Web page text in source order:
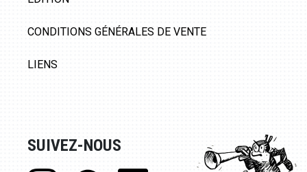
CONDITIONS GÉNÉRALES DE VENTE
LIENS
SUIVEZ-NOUS